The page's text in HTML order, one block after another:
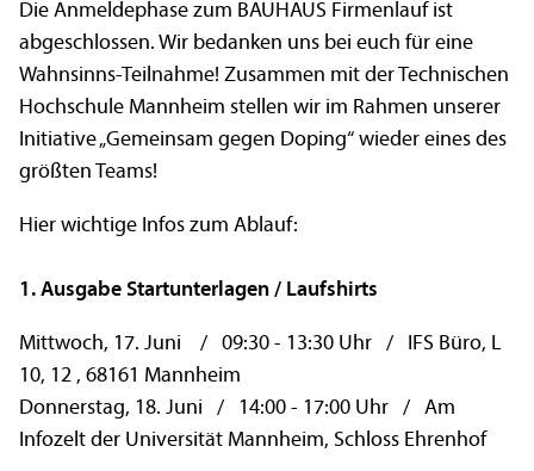
Die Anmeldephase zum BAUHAUS Firmenlauf ist
abgeschlossen. Wir bedanken uns bei euch für eine
Wahnsinns-Teilnahme! Zusammen mit der Technischen
Hochschule Mannheim stellen wir im Rahmen unserer
Initiative „Gemeinsam gegen Doping“ wieder eines des
größten Teams!
Hier wichtige Infos zum Ablauf:
1. Ausgabe Startunterlagen / Laufshirts
Mittwoch, 17. Juni / 09:30 - 13:30 Uhr / IFS Büro, L
10, 12 , 68161 Mannheim
Donnerstag, 18. Juni / 14:00 - 17:00 Uhr / Am
Infozelt der Universität Mannheim, Schloss Ehrenhof